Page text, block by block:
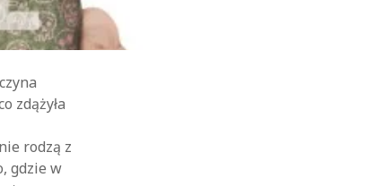
zdążyła
rodzą z
gdzie w